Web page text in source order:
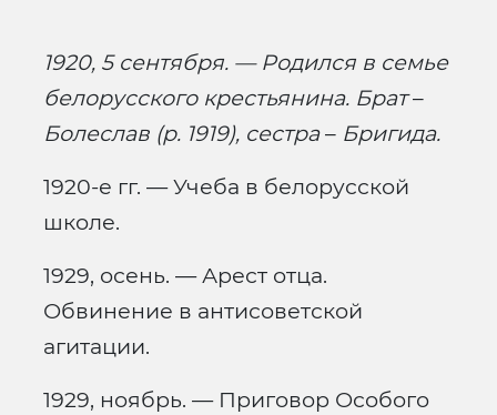
1920, 5 сентября. — Родился в семье
белорусского крестьянина. Брат–
Болеслав (р. 1919), сестра– Бригида.
1920-е гг. — Учеба в белорусской
школе.
1929, осень. — Арест отца.
Обвинение в антисоветской
агитации.
1929, ноябрь. — Приговор Особого